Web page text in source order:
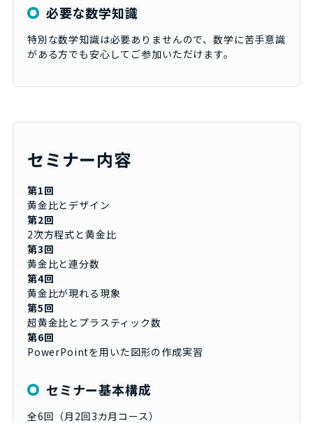
必要な数学知識
特別な数学知識は必要ありませんので、数学に苦手意識
がある方でも安心してご参加いただけます。
セミナー内容
第1回
黄金比とデザイン
第2回
2次方程式と黄金比
第3回
黄金比と連分数
第4回
黄金比が現れる現象
第5回
超黄金比とプラスティック数
第6回
PowerPointを用いた図形の作成実習
セミナー基本構成
全6回（月2回3カ月コース）